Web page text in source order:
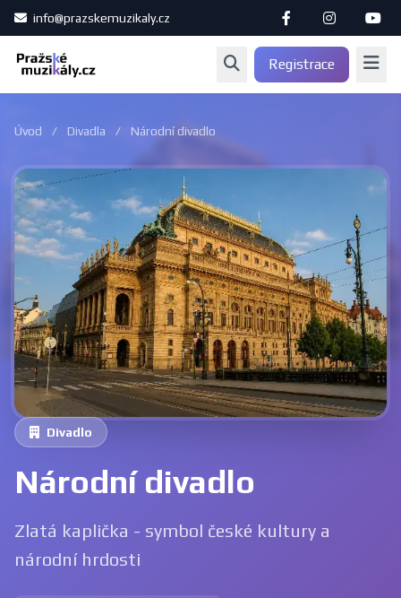
info@prazskemuzikaly.cz
Registrace
Úvod / Divadla / Národní divadlo
Divadlo
Národní divadlo
Zlatá kaplička - symbol české kultury a
národní hrdosti